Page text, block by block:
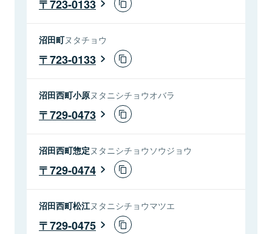
723-0133
沼田町ヌタチョウ
723-0133
沼田西町小原ヌタニシチョウオバラ
729-0473
沼田西町惣定 ヌタニシチョウソウジョウ
729-0474
沼田西町松江ヌタニシチョウマツエ
729-0475